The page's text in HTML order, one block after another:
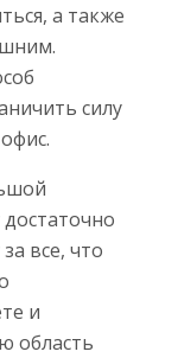
а также
силу
все, что
и
область